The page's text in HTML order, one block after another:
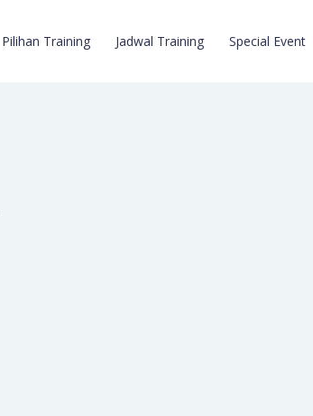
Pilihan Training Jadwal Training Special Event